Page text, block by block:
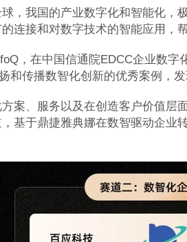
，我国的产业数字化和智能化
连接和对数字技术的智能应用，
，在中国信通院EDCC企业数
和传播数智化创新的优秀案例，
案、服务以及在创造客户价值层
基于鼎捷雅典娜在数智驱动企业